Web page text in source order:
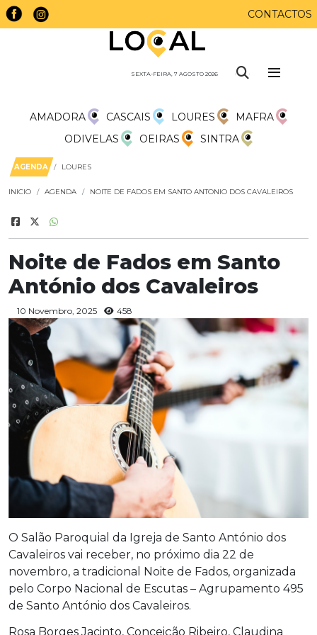
CONTACTOS
SEXTA-FEIRA, 7 AGOSTO 2026
AMADORA CASCAIS LOURES
MAFRA
ODIVELAS
OEIRAS SINTRA
AGENDA LOURES
INICIO AGENDA NOITE DE FADOS EM SANTO ANTONIO DOS CAVALEIROS
Noite de Fados em Santo
António dos Cavaleiros
10 Novembro, 2025 458
O Salão Paroquial da Igreja de Santo António dos
Cavaleiros vai receber, no próximo dia 22 de
novembro, a tradicional Noite de Fados, organizada
pelo Corpo Nacional de Escutas – Agrupamento 495
de Santo António dos Cavaleiros.
Rosa Borges Jacinto, Conceição Ribeiro, Claudina